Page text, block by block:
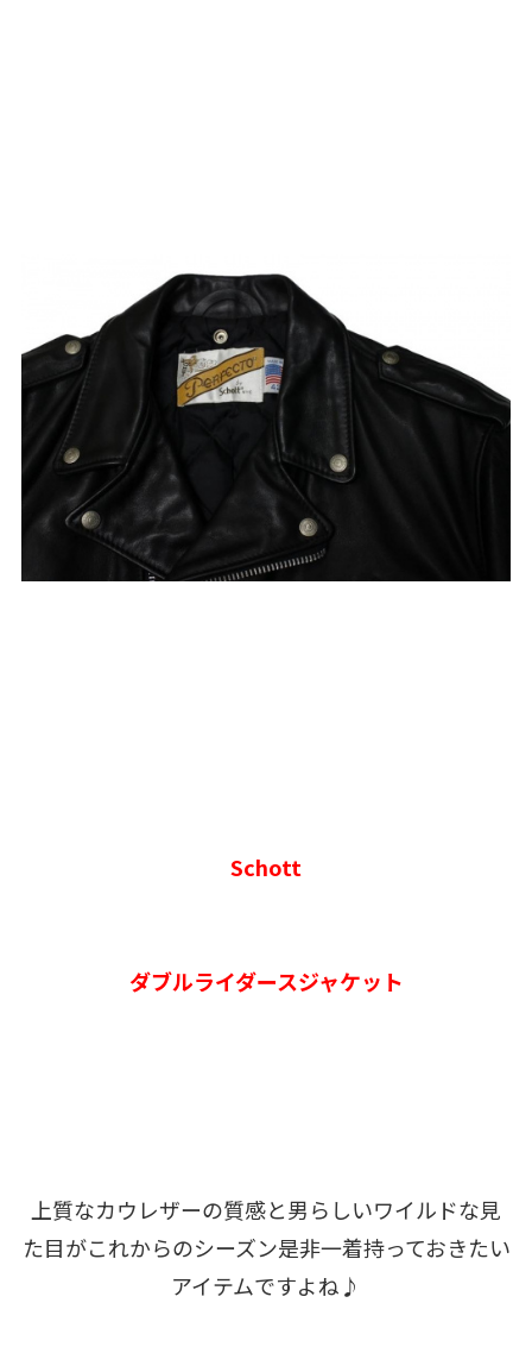
Schott
ダブルライダースジャケット
上質なカウレザーの質感と男らしいワイルドな見
た目がこれからのシーズン是非一着持っておきたい
アイテムですよね♪